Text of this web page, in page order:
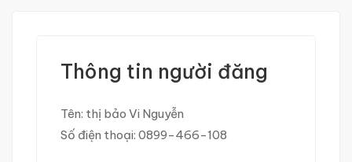
Thông tin người đăng
Tên: thị bảo Vi Nguyễn
Số điện thoại: 0899-466-108